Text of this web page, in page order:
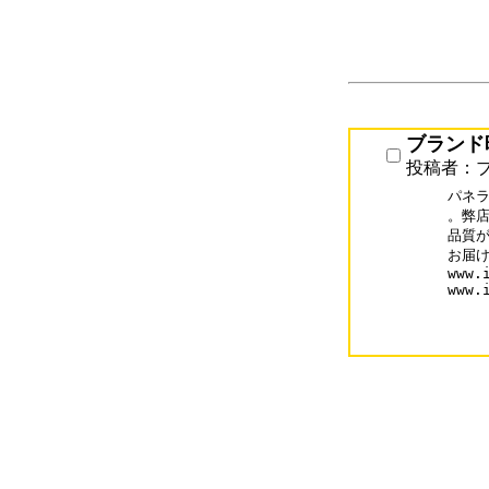
ブラン
投稿者：
パネ
。弊
品質
お届